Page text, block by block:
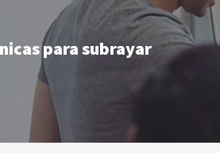
para subrayar